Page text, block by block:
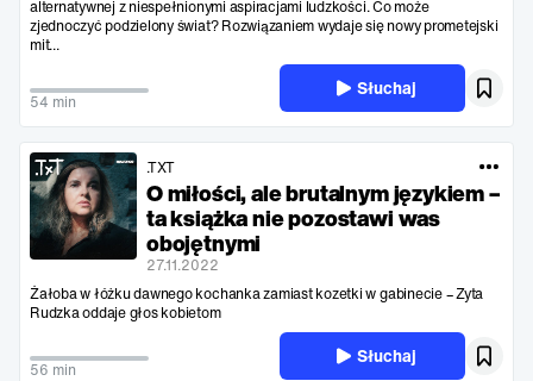
alternatywnej z niespełnionymi aspiracjami ludzkości. Co może
zjednoczyć podzielony świat? Rozwiązaniem wydaje się nowy prometejski
mit...
54 min
Słuchaj
.TXT
O miłości, ale brutalnym językiem –
ta książka nie pozostawi was
obojętnymi
27.11.2022
Żałoba w łóżku dawnego kochanka zamiast kozetki w gabinecie – Zyta
Rudzka oddaje głos kobietom
56 min
Słuchaj